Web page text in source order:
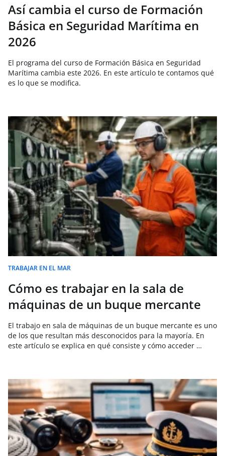
Así cambia el curso de Formación
Básica en Seguridad Marítima en
2026
El programa del curso de Formación Básica en Seguridad
Marítima cambia este 2026. En este artículo te contamos qué
es lo que se modifica.
TRABAJAR EN EL MAR
Cómo es trabajar en la sala de
máquinas de un buque mercante
El trabajo en sala de máquinas de un buque mercante es uno
de los que resultan más desconocidos para la mayoría. En
este artículo se explica en qué consiste y cómo acceder …